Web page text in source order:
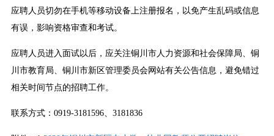
应聘人员切勿在手机等移动设备上注册报名，以免产生乱码或信息
有误，影响资格审查和考试。
应聘人员进入面试以后，应关注铜川市人力资源和社会保障局、铜
川市教育局、铜川市新区管理委员会网站有关公告信息，避免错过
相关时间节点的招聘工作。
联系方式：0919-3181596、3181836